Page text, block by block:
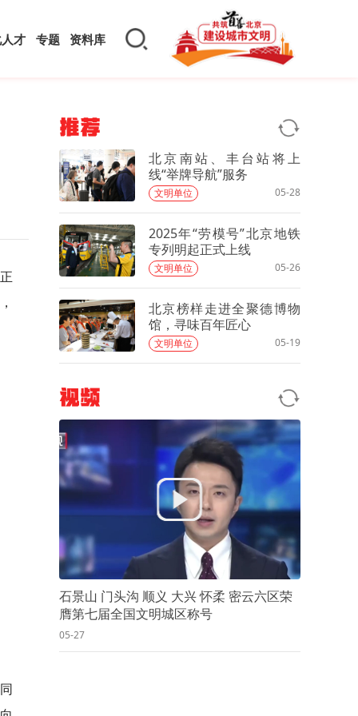
才 专题 资料库
推荐
北京南站、丰台站将上
线“举牌导航”服务
文明单位 05-28
2025年“劳模号”北京地铁
专列明起正式上线
文明单位 05-26
北京榜样走进全聚德博物
馆，寻味百年匠心
文明单位 05-19
视频
石景山 门头沟 顺义 大兴 怀柔 密云六区荣
膺第七届全国文明城区称号
05-27